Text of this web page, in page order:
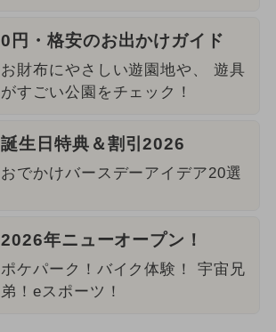
0円・格安のお出かけガイド
お財布にやさしい遊園地や、 遊具
がすごい公園をチェック！
誕生日特典＆割引2026
おでかけバースデーアイデア20選
2026年ニューオープン！
ポケパーク！バイク体験！ 宇宙兄
弟！eスポーツ！